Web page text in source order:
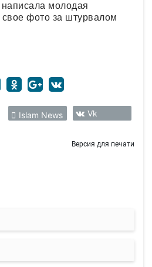
молодая
фото за штурвалом
Islam News Vk
Версия для печати